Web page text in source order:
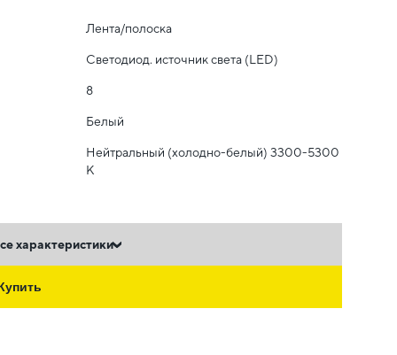
Лента/полоска
Светодиод. источник света (LED)
8
Белый
Нейтральный (холодно-белый) 3300-5300
К
характеристики